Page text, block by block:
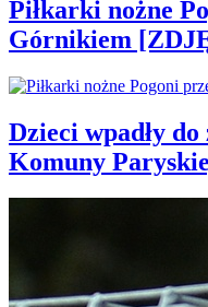
Piłkarki nożne
Górnikiem
Dzieci wpadły
Komuny